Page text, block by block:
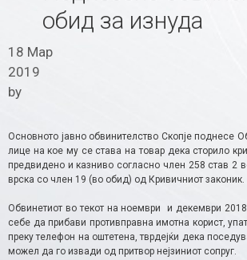
обид за изнуда
18 Мар
2019
by
Основното јавно обвинителство Скопје поднесе
лице на кое му се става на товар дека сторило
предвидено и казниво согласно член 258 став 2
врска со член 19 (во обид) од Кривичниот законик.
Обвинетиот во текот на ноември и декември
себе да прибави противправна имотна корист,
преку телефон на оштетена, тврдејќи дека
можел да го извади од притвор нејзиниот сопруг.